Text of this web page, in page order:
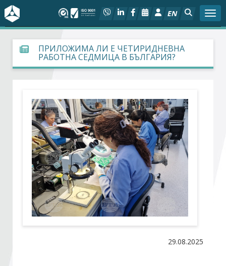
EN
За БСК
На фокус
Социален диалог
Дейности
Арбитражен съд
Проекти
Членове
ПРИЛОЖИМА ЛИ Е ЧЕТИРИДНЕВНА
РАБОТНА СЕДМИЦА В БЪЛГАРИЯ?
29.08.2025